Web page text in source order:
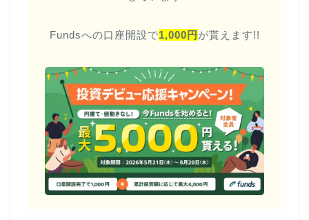
Fundsへの口座開設で1,000円 が貰えます!!